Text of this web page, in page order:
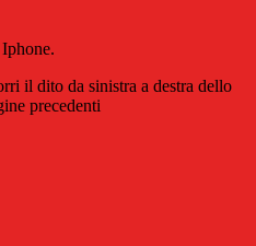
il dito da sinistra a destra dello
precedenti